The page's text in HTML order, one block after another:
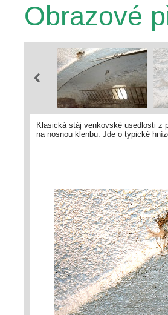
Obrazové
Klasická stáj venkovské usedlosti z
na nosnou klenbu. Jde o typické